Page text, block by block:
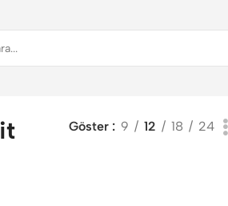
Göster 9 12 18 24